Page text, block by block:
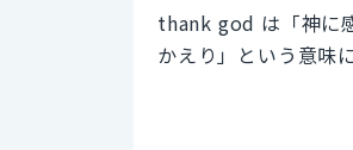
thank god は「神に
かえり」という意味